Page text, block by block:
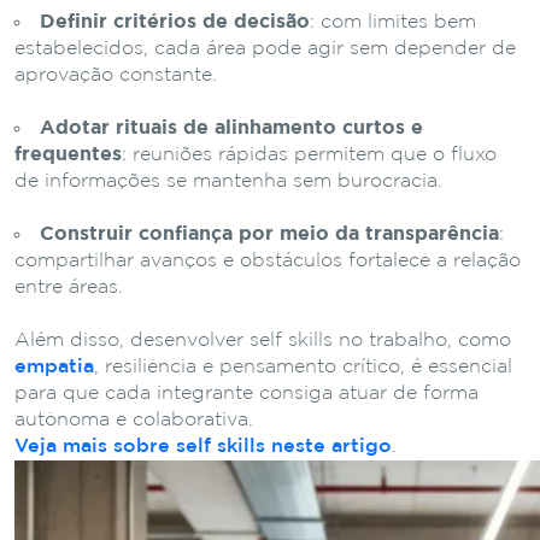
Definir critérios de decisão: com limites bem
estabelecidos, cada área pode agir sem depender de
aprovação constante.
Adotar rituais de alinhamento curtos e
frequentes: reuniões rápidas permitem que o fluxo
de informações se mantenha sem burocracia.
Construir confiança por meio da transparência:
compartilhar avanços e obstáculos fortalece a relação
entre áreas.
Além disso, desenvolver self skills no trabalho, como
empatia , resiliência e pensamento crítico, é essencial
para que cada integrante consiga atuar de forma
autônoma e colaborativa.
Veja mais sobre self skills neste artigo